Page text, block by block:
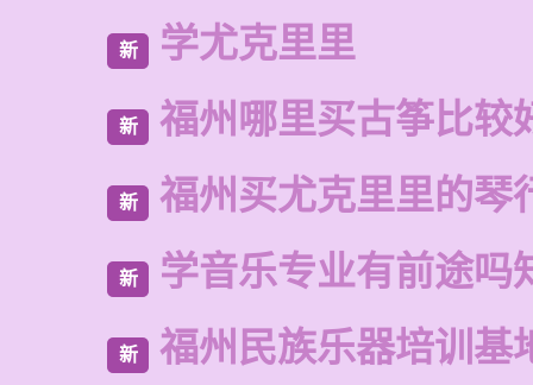
新 学尤克里里
新 福州哪里买古筝比较
新 福州买尤克里里的琴
新 学音乐专业有前途吗
新 福州民族乐器培训基